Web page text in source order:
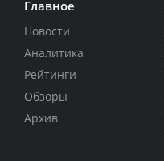
Главное
Новости
Аналитика
Рейтинги
Обзоры
Архив